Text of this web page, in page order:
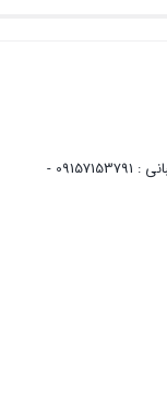
واحد پشتیبانی مشتریان : 05135092741 - واحد پشتیبانی : 09157153791 -